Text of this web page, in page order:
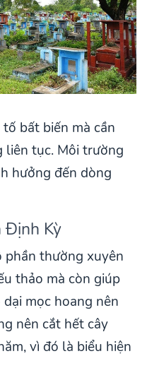
bất biến mà cần
liên tục. Môi trường
hưởng đến dòng
Định Kỳ
phần thường xuyên
thảo mà còn giúp
mọc hoang nên
nên cắt hết cây
vì đó là biểu hiện